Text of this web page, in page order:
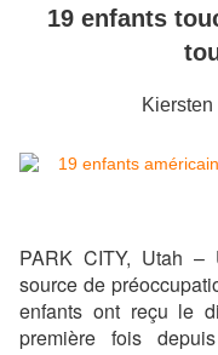
19 enfants
PARK CITY, Utah –
source de
enfants ont reçu le
première fois